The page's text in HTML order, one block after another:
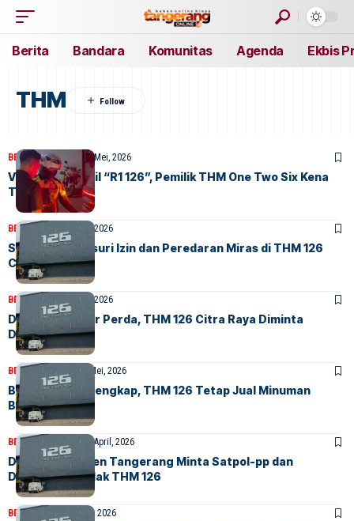
Berita Bandara Komunitas Agenda Ekbis
THM
BERITAFEATURED 27 Mei, 2026
Viral Pelat Mobil “R1 126”, Pemilik THM One Two Six Kena
Tilang Polisi
BERITA HOME 13 Mei, 2026
Satpol PP Telusuri Izin dan Peredaran Miras di THM 126
Citra Raya
BERITA HOME 12 Mei, 2026
Diduga Langgar Perda, THM 126 Citra Raya Diminta
Ditutup
BERITA FEATURED 7 Mei, 2026
Belum Berizin Lengkap, THM 126 Tetap Jual Minuman
Beralkohol
BERITA FEATURED 27 April, 2026
DPRD Kabupaten Tangerang Minta Satpol-pp dan
DPMPTSP Tindak THM 126
BERITA HOME 22 April, 2026